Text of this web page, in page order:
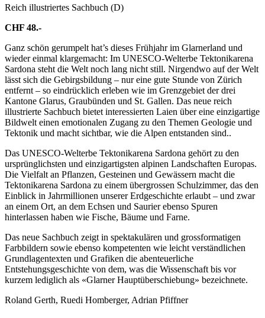
Reich illustriertes Sachbuch (D)
CHF 48.-
Ganz schön gerumpelt hat’s dieses Frühjahr im Glarnerland und
wieder einmal klargemacht: Im UNESCO-Welterbe Tektonikarena
Sardona steht die Welt noch lang nicht still. Nirgendwo auf der Welt
lässt sich die Gebirgsbildung – nur eine gute Stunde von Zürich
entfernt – so eindrücklich erleben wie im Grenzgebiet der drei
Kantone Glarus, Graubünden und St. Gallen. Das neue reich
illustrierte Sachbuch bietet interessierten Laien über eine einzigartige
Bildwelt einen emotionalen Zugang zu den Themen Geologie und
Tektonik und macht sichtbar, wie die Alpen entstanden sind..
Das UNESCO-Welterbe Tektonikarena Sardona gehört zu den
ursprünglichsten und einzigartigsten alpinen Landschaften Europas.
Die Vielfalt an Pflanzen, Gesteinen und Gewässern macht die
Tektonikarena Sardona zu einem übergrossen Schulzimmer, das den
Einblick in Jahrmillionen unserer Erdgeschichte erlaubt – und zwar
an einem Ort, an dem Echsen und Saurier ebenso Spuren
hinterlassen haben wie Fische, Bäume und Farne.
Das neue Sachbuch zeigt in spektakulären und grossformatigen
Farbbildern sowie ebenso kompetenten wie leicht verständlichen
Grundlagentexten und Grafiken die abenteuerliche
Entstehungsgeschichte von dem, was die Wissenschaft bis vor
kurzem lediglich als «Glarner Hauptüberschiebung» bezeichnete.
Roland Gerth, Ruedi Homberger, Adrian Pfiffner